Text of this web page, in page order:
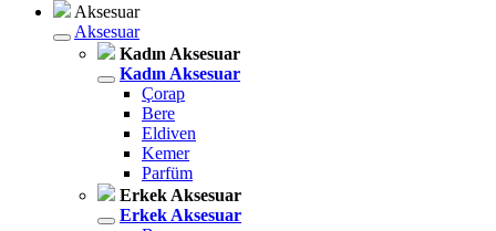
Aksesuar
Aksesuar
Kadın Aksesuar
Kadın Aksesuar
Çorap
Bere
Eldiven
Kemer
Parfüm
Erkek Aksesuar
Erkek Aksesuar